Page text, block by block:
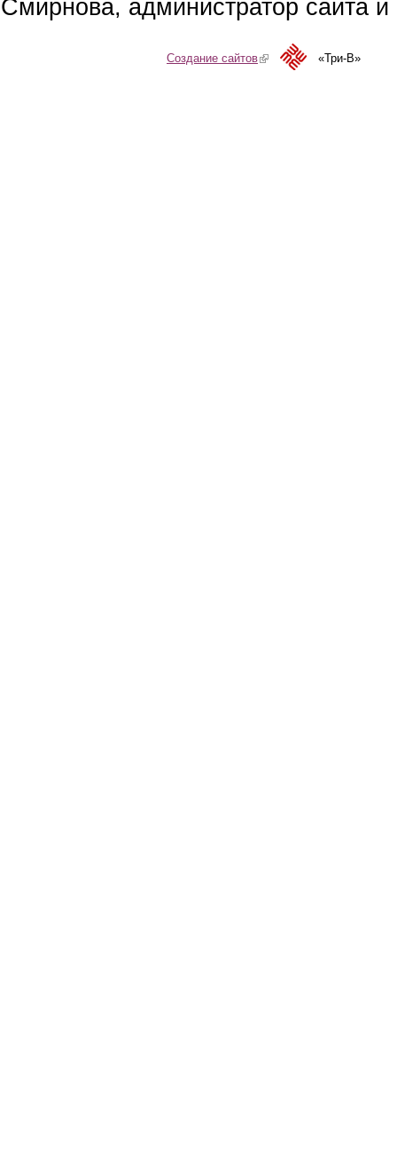
Смирнова, администратор сайта
Создание сайтов(link is external)«Три-В»